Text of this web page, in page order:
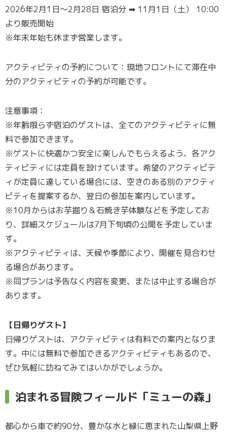
2026年2月1日〜2月28日 宿泊分 ➡ 11月1日（土） 10:00
より販売開始
※年末年始も休まず営業します。
アクティビティの予約について：現地フロントにて滞在中
分のアクティビティの予約が可能です。
注意事項：
※年齢限らず宿泊のゲストは、全てのアクティビティに無
料で参加できます。
※ゲストに快適かつ安全に楽しんでもらえるよう、各アク
ティビティには定員を設けています。希望のアクティビテ
ィが定員に達している場合には、空きのある別のアクティ
ビティを提案するか、翌日の参加を案内しています。
※10月からはお芋掘り＆石焼き芋体験などを予定してお
り、詳細スケジュールは7月下旬頃の公開を予定していま
す。
※アクティビティは、天候や季節により、開催を見合わせ
る場合があります。
※同プランは予告なく内容を変更、または中止する場合が
あります。
【日帰りゲスト】
日帰りゲストは、アクティビティは有料での案内となりま
す。中には無料で参加できるアクティビティもあるので、
ぜひ気軽に訪ねてみてはいかがでしょうか。
泊まれる冒険フィールド「ミューの森」
都心から車で約90分、豊かな水と緑に恵まれた山梨県上野